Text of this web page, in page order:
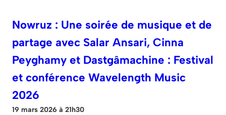
Nowruz : Une soirée de musique et de
partage avec Salar Ansari, Cinna
Peyghamy et Dastgâmachine : Festival
et conférence Wavelength Music
2026
19 mars 2026 à 21h30